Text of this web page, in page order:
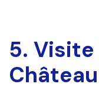
5.
Château